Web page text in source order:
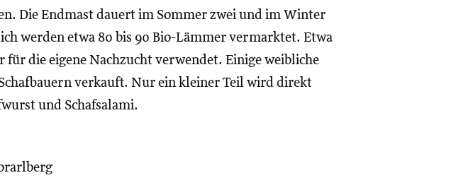
Die Endmast dauert im Sommer zwei und im Winter
werden etwa 80 bis 90 Bio-Lämmer vermarktet. Etwa
für die eigene Nachzucht verwendet. Einige weibliche
verkauft. Nur ein kleiner Teil wird direkt
und Schafsalami.